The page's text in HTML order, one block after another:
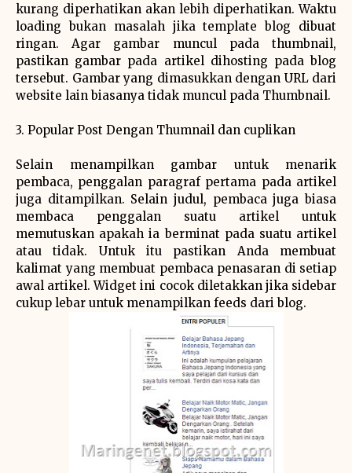
kurang diperhatikan akan lebih diperhatikan. Waktu
loading bukan masalah jika template blog dibuat
ringan. Agar gambar muncul pada thumbnail,
pastikan gambar pada artikel dihosting pada blog
tersebut. Gambar yang dimasukkan dengan URL dari
website lain biasanya tidak muncul pada Thumbnail.
3. Popular Post Dengan Thumnail dan cuplikan
Selain menampilkan gambar untuk menarik
pembaca, penggalan paragraf pertama pada artikel
juga ditampilkan. Selain judul, pembaca juga biasa
membaca penggalan suatu artikel untuk
memutuskan apakah ia berminat pada suatu artikel
atau tidak. Untuk itu pastikan Anda membuat
kalimat yang membuat pembaca penasaran di setiap
awal artikel. Widget ini cocok diletakkan jika sidebar
cukup lebar untuk menampilkan feeds dari blog.